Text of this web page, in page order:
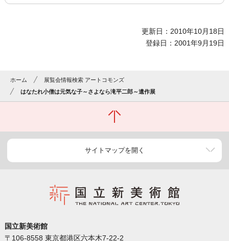
更新日：2010年10月18日
登録日：2001年9月19日
ホーム
展覧会情報検索 アートコモンズ
はなたれ小僧は元気な子～さよなら滝平二郎～遺作展
サイトマップを開く
国立新美術館
〒106-8558 東京都港区六本木7-22-2